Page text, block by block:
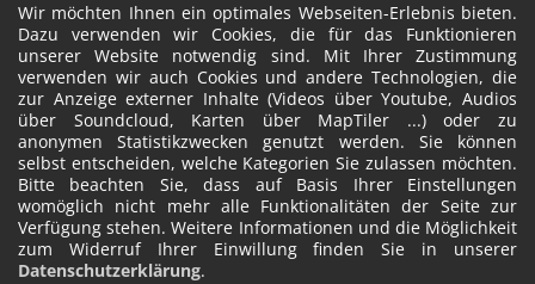
Wir möchten Ihnen ein optimales Webseiten-Erlebnis bieten.
Dazu verwenden wir Cookies, die für das Funktionieren
unserer Website notwendig sind. Mit Ihrer Zustimmung
verwenden wir auch Cookies und andere Technologien, die
zur Anzeige externer Inhalte (Videos über Youtube, Audios
über Soundcloud, Karten über MapTiler ...) oder zu
anonymen Statistikzwecken genutzt werden. Sie können
selbst entscheiden, welche Kategorien Sie zulassen möchten.
Bitte beachten Sie, dass auf Basis Ihrer Einstellungen
womöglich nicht mehr alle Funktionalitäten der Seite zur
Verfügung stehen. Weitere Informationen und die Möglichkeit
zum Widerruf Ihrer Einwillung finden Sie in unserer
Datenschutzerklärung.